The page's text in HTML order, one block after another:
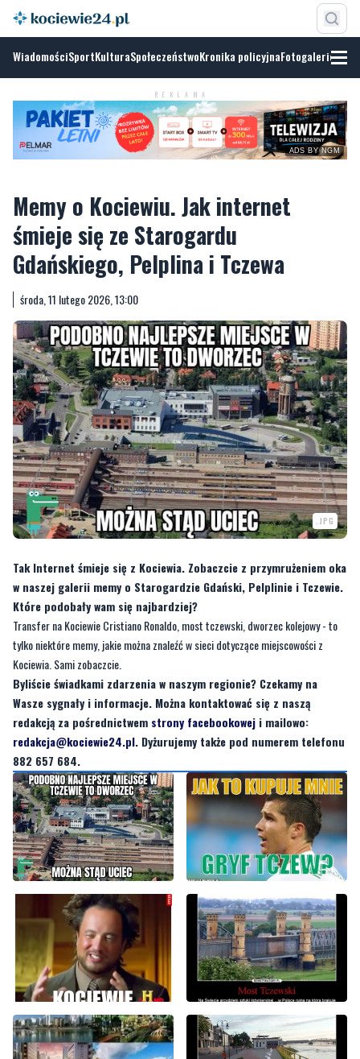
WiadomościSportKulturaSpołeczeństwoKronika policyjnaFotogalerie
REKLAMA
ADS BY NGM
Memy o Kociewiu. Jak internet
śmieje się ze Starogardu
Gdańskiego, Pelplina i Tczewa
środa, 11 lutego 2026, 13:00
.JPG
Tak Internet śmieje się z Kociewia. Zobaczcie z przymrużeniem oka
w naszej galerii memy o Starogardzie Gdański, Pelplinie i Tczewie.
Które podobały wam się najbardziej?
Transfer na Kociewie Cristiano Ronaldo, most tczewski, dworzec kolejowy - to
tylko niektóre memy, jakie można znaleźć w sieci dotyczące miejscowości z
Kociewia. Sami zobaczcie.
Byliście świadkami zdarzenia w naszym regionie? Czekamy na
Wasze sygnały i informacje. Można kontaktować się z naszą
redakcją za pośrednictwem strony facebookowej i mailowo:
redakcja@kociewie24.pl. Dyżurujemy także pod numerem telefonu
882 657 684.